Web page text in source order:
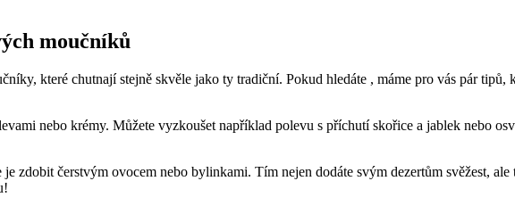
moučníků
které chutnají stejně skvěle⁤ jako ty tradiční. Pokud‌ hledáte ,⁢ máme pro vás pár tipů,
nebo krémy. Můžete​ vyzkoušet například polevu s příchutí skořice a ‍jablek nebo​
zdobit ​čerstvým ovocem⁣ nebo bylinkami. Tím nejen ⁣dodáte‍ svým dezertům svěžest,